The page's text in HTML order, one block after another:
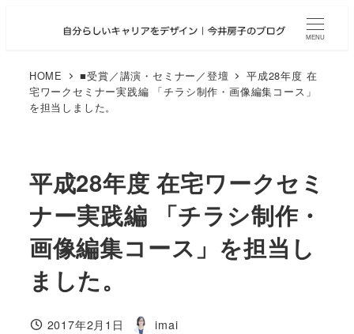
MENU
HOME ■受賞／講演・セミナー／登壇
平成28年度 在
宅ワークセミナー実践編 「チラシ制作・画像編集コース」
を担当しました。
平成28年度 在宅ワークセミ
ナー実践編 「チラシ制作・
画像編集コース」を担当し
ました。
2017年2月1日
imai